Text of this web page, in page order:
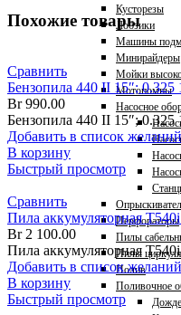
Кусторезы
Лобзики
Машины
Минирайдеры
Мойки
Мотопомпы
Насосное
Перфораторы
Пилы
Пилы
Полив
Поливочное
Похожие товары
Сравнить
Бензопила 440 II 15″;
Br990.00
Бензопила 440 II 15″;
Добавить в список желаний
В корзину
Быстрый просмотр
Сравнить
Пила аккумуляторная
Br2 100.00
Пила аккумуляторная
Добавить в список желаний
В корзину
Быстрый просмотр